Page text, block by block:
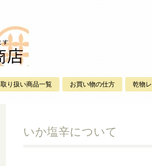
取り扱い商品一覧 お買い物の仕方 乾物
いか塩辛について